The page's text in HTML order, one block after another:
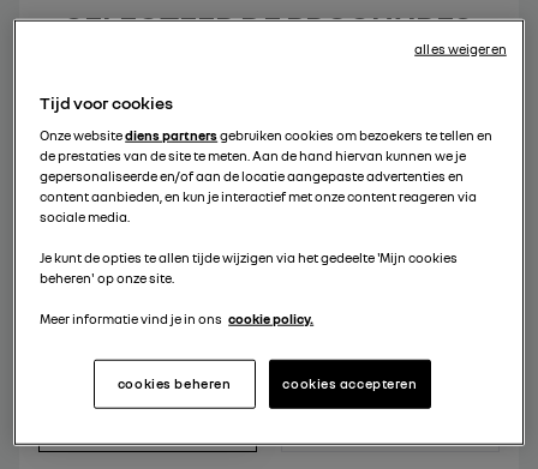
SELECTEER DE BROCHURES
DIE JE WIL DOWNLOADEN
BROCHURE MODEL
Tijd voor cookies
Onze websitediens partnersgebruiken cookies om bezoekers te tellen en
de prestaties van de site te meten. Aan de hand hiervan kunnen we je
gepersonaliseerde en/of aan de locatie aangepaste advertenties en
content aanbieden, en kun je interactief met onze content reageren via
sociale media.
Je kunt de opties te allen tijde wijzigen via het gedeelte 'Mijn cookies
beheren' op onze site.
Meer informatie vind je in ons cookie policy.
cookies accepteren
cookies beheren
alles weigeren